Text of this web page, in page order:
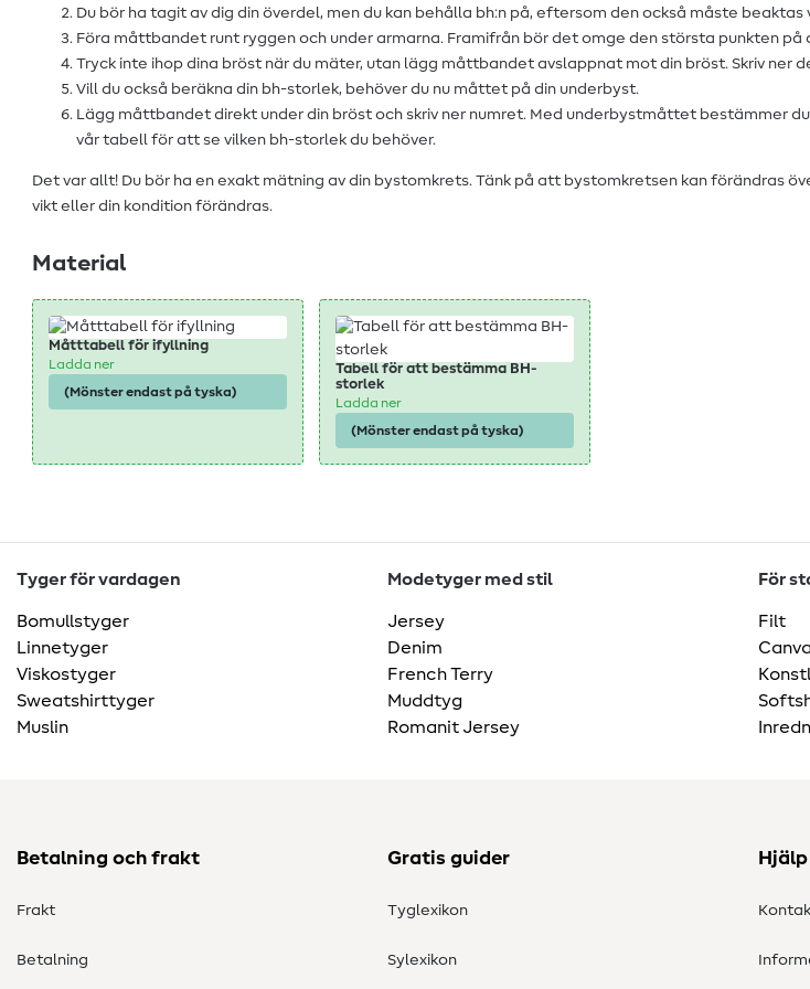
Du bör ha tagit av dig din överdel, men du kan behålla bh:n på, eftersom den också måste
Föra måttbandet runt ryggen och under armarna. Framifrån bör det omge den största punkten på
Tryck inte ihop dina bröst när du mäter, utan lägg måttbandet avslappnat mot din bröst. Skriv ner
Vill du också beräkna din bh-storlek, behöver du nu måttet på din underbyst.
Lägg måttbandet direkt under din bröst och skriv ner numret. Med underbystmåttet bestämmer
vår tabell för att se vilken bh-storlek du behöver.
Det var allt! Du bör ha en exakt mätning av din bystomkrets. Tänk på att bystomkretsen kan förändras
vikt eller din kondition förändras.
Material
Måtttabell för ifyllning
Ladda ner
(Mönster endast på tyska)
Tabell för att bestämma BH-
storlek
Ladda ner
(Mönster endast på tyska)
Tyger för vardagen
Bomullstyger
Linnetyger
Viskostyger
Sweatshirttyger
Muslin
Modetyger med stil
Jersey
Denim
French Terry
Muddtyg
Romanit Jersey
För
Filt
Betalning och frakt
Frakt
Betalning
Gratis guider
Tyglexikon
Sylexikon